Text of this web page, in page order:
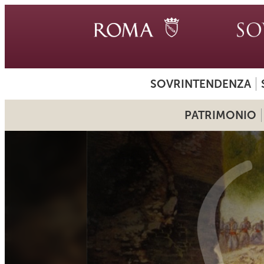
SOVRINTENDENZA
PATRIMONIO